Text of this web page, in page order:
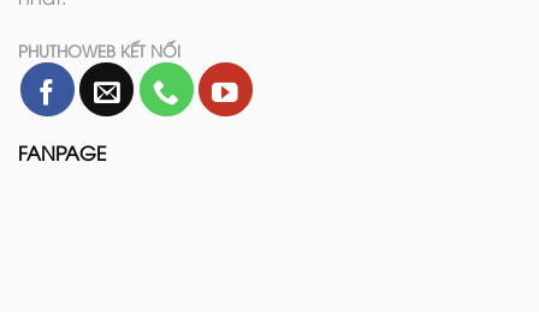
PHUTHOWEB KẾT NỐI
FANPAGE